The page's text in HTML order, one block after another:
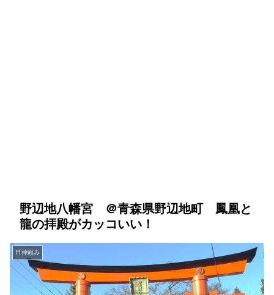
野辺地八幡宮 ＠青森県野辺地町 鳳凰と
龍の拝殿がカッコいい！
⛩神頼み